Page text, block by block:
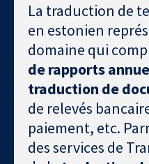
La traduction de
en estonien
domaine qui
de rapports
traduction de
de relevés
paiement, etc.
des services de